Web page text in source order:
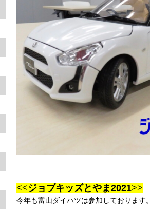
<<ジョブキッズとやま2021>>
今年も富山ダイハツは参加しております。